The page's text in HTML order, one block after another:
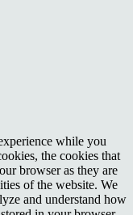
while you
the cookies that
browser as they are
of the website. We
and understand how